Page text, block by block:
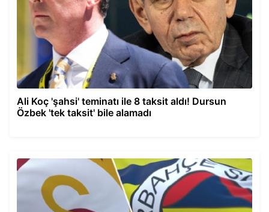
Ali Koç 'şahsi' teminatı ile 8 taksit aldı! Dursun
Özbek 'tek taksit' bile alamadı